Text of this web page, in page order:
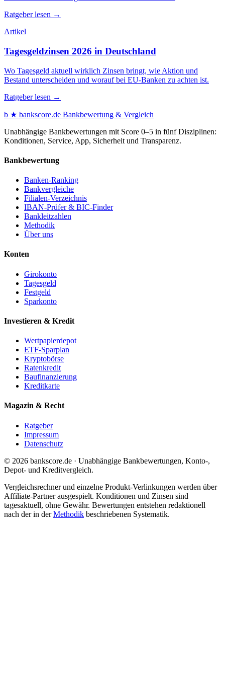
Ratgeber lesen →
Artikel
Tagesgeldzinsen 2026 in Deutschland
Wo Tagesgeld aktuell wirklich Zinsen bringt, wie Aktion und
Bestand unterscheiden und worauf bei EU-Banken zu achten ist.
Ratgeber lesen →
b ★ bankscore.de Bankbewertung & Vergleich
Unabhängige Bankbewertungen mit Score 0–5 in fünf Disziplinen:
Konditionen, Service, App, Sicherheit und Transparenz.
Bankbewertung
Banken-Ranking
Bankvergleiche
Filialen-Verzeichnis
IBAN-Prüfer & BIC-Finder
Bankleitzahlen
Methodik
Über uns
Konten
Girokonto
Tagesgeld
Festgeld
Sparkonto
Investieren & Kredit
Wertpapierdepot
ETF-Sparplan
Kryptobörse
Ratenkredit
Baufinanzierung
Kreditkarte
Magazin & Recht
Ratgeber
Impressum
Datenschutz
© 2026 bankscore.de · Unabhängige Bankbewertungen, Konto-,
Depot- und Kreditvergleich.
Vergleichsrechner und einzelne Produkt-Verlinkungen werden über
Affiliate-Partner ausgespielt. Konditionen und Zinsen sind
tagesaktuell, ohne Gewähr. Bewertungen entstehen redaktionell
nach der in derMethodik beschriebenen Systematik.